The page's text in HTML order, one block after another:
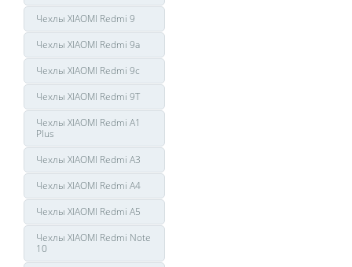
Чехлы XIAOMI Redmi 9
Чехлы XIAOMI Redmi 9a
Чехлы XIAOMI Redmi 9c
Чехлы XIAOMI Redmi 9T
Чехлы XIAOMI Redmi A1
Plus
Чехлы XIAOMI Redmi A3
Чехлы XIAOMI Redmi A4
Чехлы XIAOMI Redmi A5
Чехлы XIAOMI Redmi Note
10